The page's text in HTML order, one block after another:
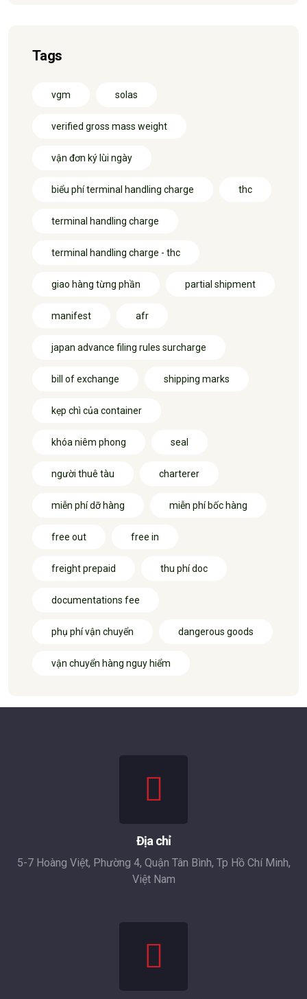
Tags
vgm solas
verified gross mass weight
vận đơn ký lùi ngày
biểu phí terminal handling charge thc
terminal handling charge
terminal handling charge - thc
giao hàng từng phần partial shipment
manifest afr
japan advance filing rules surcharge
bill of exchange shipping marks
kẹp chì của container
khóa niêm phong seal
người thuê tàu charterer
miễn phí dỡ hàng miễn phí bốc hàng
free out free in
freight prepaid thu phí doc
documentations fee
phụ phí vận chuyển dangerous goods
vận chuyển hàng nguy hiểm
Địa chỉ
5-7 Hoàng Việt, Phường 4, Quận Tân Bình, Tp Hồ Chí Minh,
Việt Nam